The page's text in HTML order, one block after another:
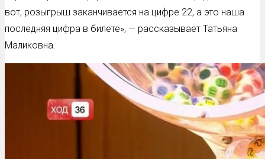
вот, розыгрыш заканчивается на цифре 22, а это наша
последняя цифра в билете», — рассказывает Татьяна
Маликовна.